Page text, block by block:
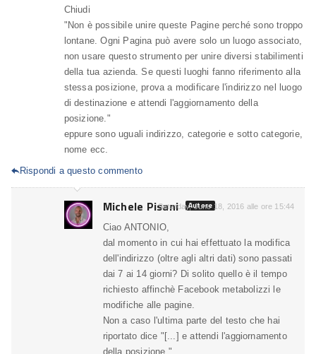
Chiudi
"Non è possibile unire queste Pagine perché sono troppo
lontane. Ogni Pagina può avere solo un luogo associato,
non usare questo strumento per unire diversi stabilimenti
della tua azienda. Se questi luoghi fanno riferimento alla
stessa posizione, prova a modificare l'indirizzo nel luogo
di destinazione e attendi l'aggiornamento della
posizione."
eppure sono uguali indirizzo, categorie e sotto categorie,
nome ecc.
Rispondi a questo commento
Michele Pisani Autore
Saturday, June 18, 2016 alle ore 15:44
Ciao ANTONIO,
dal momento in cui hai effettuato la modifica
dell'indirizzo (oltre agli altri dati) sono passati
dai 7 ai 14 giorni? Di solito quello è il tempo
richiesto affinchè Facebook metabolizzi le
modifiche alle pagine.
Non a caso l'ultima parte del testo che hai
riportato dice "[...] e attendi l'aggiornamento
della posizione.".